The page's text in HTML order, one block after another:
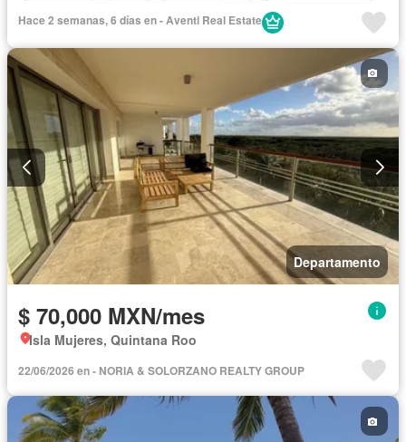
Cuarto de servicio
Estacionamiento
Terraza
Sala polivalente
Permite mascotas
Completamente amueblado
Hace 2 semanas, 6 días en - Aventi Real Estate
Departamento
$ 70,000 MXN/mes
Isla Mujeres, Quintana Roo
22/06/2026 en - NORIA & SOLORZANO REALTY GROUP